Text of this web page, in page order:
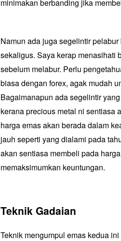
minimakan berbanding jika
Namun ada juga segelintir
sekaligus. Saya kerap menasihati
sebelum melabur. Perlu
biasa dengan forex, agak mudah
Bagaimanapun ada segelintir
kerana precious metal ni sentiasa
harga emas akan berada dalam
jauh seperti yang dialami pada
akan sentiasa membeli pada
memaksimumkan keuntungan.
Teknik Gadaian
Teknik mengumpul emas kedua